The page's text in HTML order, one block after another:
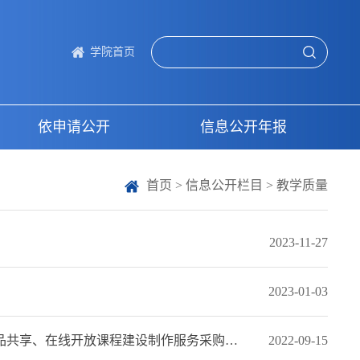
学院首页
依申请公开 信息公开年报
首页 > 信息公开栏目 > 教学质量
2023-11-27
2023-01-03
开放课程建设制作服务采购项目的结果公告 2022-09-15